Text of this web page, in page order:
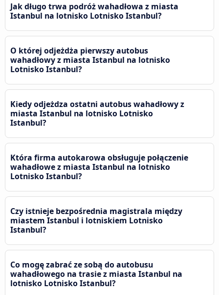
Jak długo trwa podróż wahadłowa z miasta
Istanbul na lotnisko Lotnisko Istanbul?
O której odjeżdża pierwszy autobus
wahadłowy z miasta Istanbul na lotnisko
Lotnisko Istanbul?
Kiedy odjeżdza ostatni autobus wahadłowy z
miasta Istanbul na lotnisko Lotnisko
Istanbul?
Która firma autokarowa obsługuje połączenie
wahadłowe z miasta Istanbul na lotnisko
Lotnisko Istanbul?
Czy istnieje bezpośrednia magistrala między
miastem Istanbul i lotniskiem Lotnisko
Istanbul?
Co mogę zabrać ze sobą do autobusu
wahadłowego na trasie z miasta Istanbul na
lotnisko Lotnisko Istanbul?